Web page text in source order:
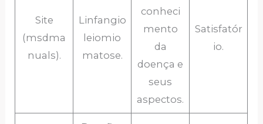
Site
(msdma
nuals).
Linfangio
leiomio
matose.
conheci
mento
da
doença e
seus
aspectos.
Satisfatór
io.